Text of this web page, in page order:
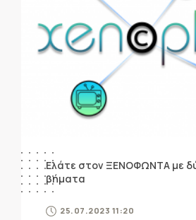
Ελάτε στον ΞΕΝΟΦΩΝΤΑ με
βήματα
25.07.2023 11:20